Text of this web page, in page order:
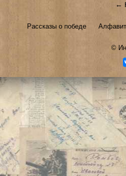
←
Рассказы о победе
©